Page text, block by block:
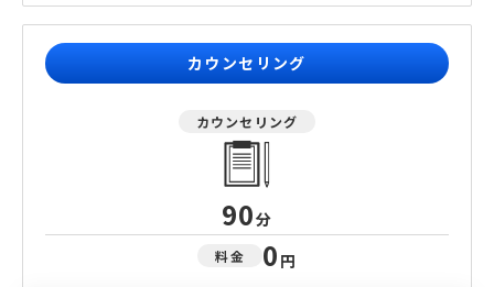
カウンセリング
カウンセリング
90分
料金 0 円